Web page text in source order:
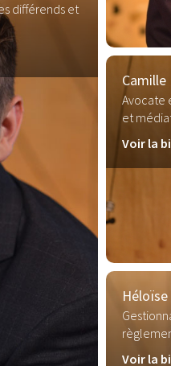
différends et
Camille
Avocate
et
Voir la
Héloïse
Voir la